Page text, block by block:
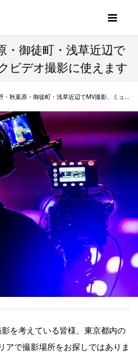
・御徒町・浅草近辺で
ビデオ撮影に使えます
原・御徒町・浅草近辺でMV撮影、ミュージックビデオ撮影に使えます
を考えている皆様、東京都内の
アで撮影場所をお探しではありま